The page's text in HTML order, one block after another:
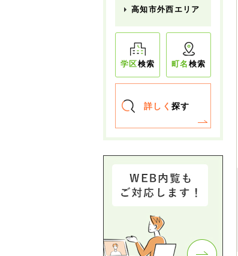
高知市外西エリア
学区検索 町名 検索
詳しく 探す